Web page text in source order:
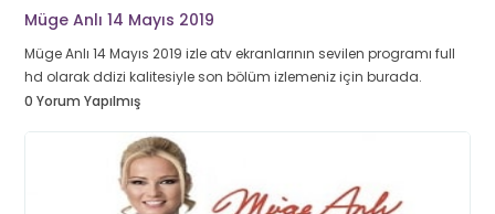
Müge Anlı 14 Mayıs 2019
Müge Anlı 14 Mayıs 2019 izle atv ekranlarının sevilen programı full
hd olarak ddizi kalitesiyle son bölüm izlemeniz için burada.
0 Yorum Yapılmış